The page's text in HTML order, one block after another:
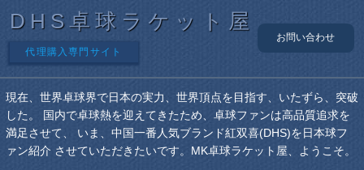
DHS卓球ラケット屋
代理購入専門サイト
お問い合わせ
現在、世界卓球界で日本の実力、世界頂点を目指す、いたずら、突破
した。 国内で卓球熱を迎えてきたため、卓球ファンは高品質追求を
満足させて、 いま、中国一番人気ブランド紅双喜(DHS)を日本球フ
ァン紹介 させていただきたいです。MK卓球ラケット屋、ようこそ。